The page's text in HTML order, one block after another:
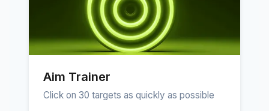
Aim Trainer
Click on 30 targets as quickly as possible